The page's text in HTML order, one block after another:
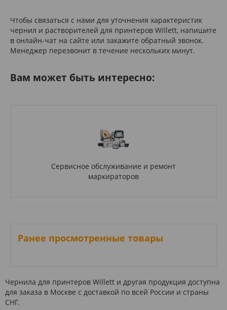
Чтобы связаться с нами для уточнения характеристик
чернил и растворителей для принтеров Willett, напишите
в онлайн-чат на сайте или закажите обратный звонок.
Менеджер перезвонит в течение нескольких минут.
Вам может быть интересно:
Сервисное обслуживание и ремонт
маркираторов
Ранее просмотренные товары
Чернила для принтеров Willett и другая продукция доступна
для заказа в Москве с доставкой по всей России и страны
СНГ.